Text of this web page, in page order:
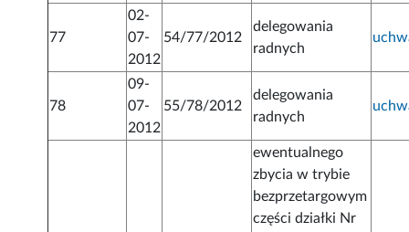
77
02-
07-
2012
54/77/2012
delegowania
radnych
78
09-
07-
2012
55/78/2012
delegowania
radnych
ewentualnego
zbycia w trybie
bezprzetargowym
części działki Nr